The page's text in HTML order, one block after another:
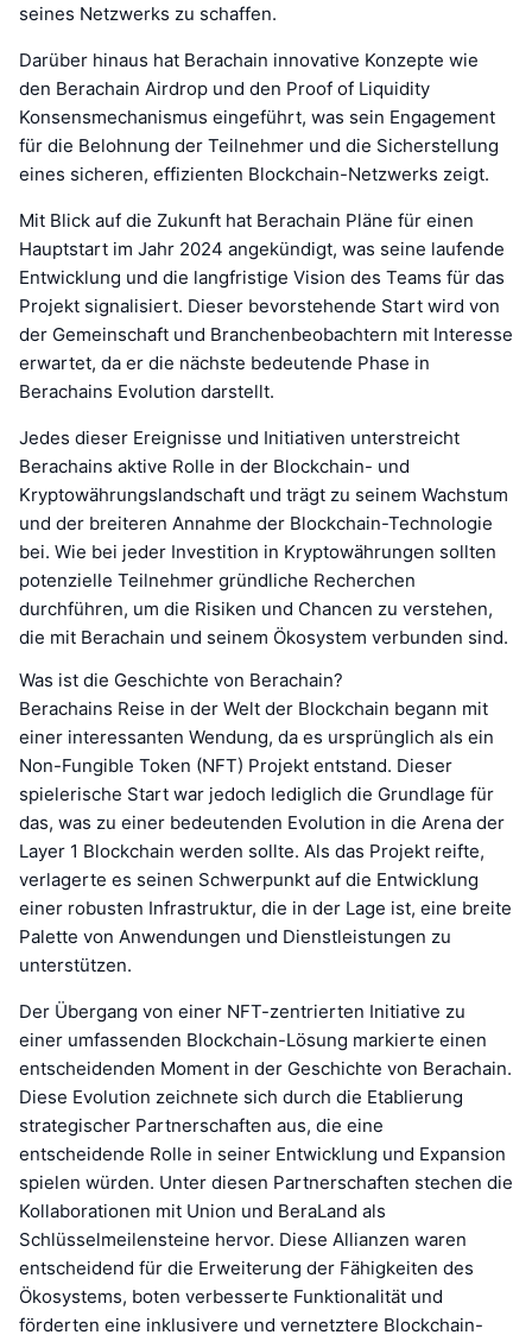
seines Netzwerks zu schaffen.
Darüber hinaus hat Berachain innovative Konzepte wie
den Berachain Airdrop und den Proof of Liquidity
Konsensmechanismus eingeführt, was sein Engagement
für die Belohnung der Teilnehmer und die Sicherstellung
eines sicheren, effizienten Blockchain-Netzwerks zeigt.
Mit Blick auf die Zukunft hat Berachain Pläne für einen
Hauptstart im Jahr 2024 angekündigt, was seine laufende
Entwicklung und die langfristige Vision des Teams für das
Projekt signalisiert. Dieser bevorstehende Start wird von
der Gemeinschaft und Branchenbeobachtern mit Interesse
erwartet, da er die nächste bedeutende Phase in
Berachains Evolution darstellt.
Jedes dieser Ereignisse und Initiativen unterstreicht
Berachains aktive Rolle in der Blockchain- und
Kryptowährungslandschaft und trägt zu seinem Wachstum
und der breiteren Annahme der Blockchain-Technologie
bei. Wie bei jeder Investition in Kryptowährungen sollten
potenzielle Teilnehmer gründliche Recherchen
durchführen, um die Risiken und Chancen zu verstehen,
die mit Berachain und seinem Ökosystem verbunden sind.
Was ist die Geschichte von Berachain?
Berachains Reise in der Welt der Blockchain begann mit
einer interessanten Wendung, da es ursprünglich als ein
Non-Fungible Token (NFT) Projekt entstand. Dieser
spielerische Start war jedoch lediglich die Grundlage für
das, was zu einer bedeutenden Evolution in die Arena der
Layer 1 Blockchain werden sollte. Als das Projekt reifte,
verlagerte es seinen Schwerpunkt auf die Entwicklung
einer robusten Infrastruktur, die in der Lage ist, eine breite
Palette von Anwendungen und Dienstleistungen zu
unterstützen.
Der Übergang von einer NFT-zentrierten Initiative zu
einer umfassenden Blockchain-Lösung markierte einen
entscheidenden Moment in der Geschichte von Berachain.
Diese Evolution zeichnete sich durch die Etablierung
strategischer Partnerschaften aus, die eine
entscheidende Rolle in seiner Entwicklung und Expansion
spielen würden. Unter diesen Partnerschaften stechen die
Kollaborationen mit Union und BeraLand als
Schlüsselmeilensteine hervor. Diese Allianzen waren
entscheidend für die Erweiterung der Fähigkeiten des
Ökosystems, boten verbesserte Funktionalität und
förderten eine inklusivere und vernetztere Blockchain-